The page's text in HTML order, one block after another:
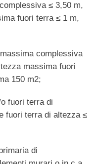
≤ 3,50 m,
fuori terra ≤ 1 m,
complessiva
massima fuori
150 m2;
fuori terra di
fuori terra di altezza ≤
di